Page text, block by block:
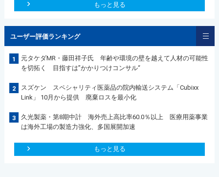
もっと見る
ユーザー評価ランキング
1
元タケダMR・藤田祥子氏 年齢や環境の壁を越えて人材の可能性
を切拓く 目指すは”かかりつけコンサル“
2
スズケン スペシャリティ医薬品の院内輸送システム「Cubixx
Link」 10月から提供 廃棄ロスを最小化
3
久光製薬・第8期中計 海外売上高比率60.0％以上 医療用薬事業
は海外工場の製造力強化、多国展開加速
もっと見る